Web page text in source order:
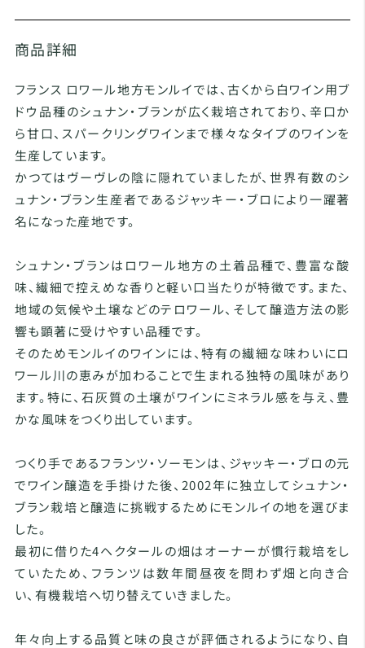
商品詳細
フランス ロワール地方モンルイでは、古くから白ワイン用ブ
ドウ品種のシュナン・ブランが広く栽培されており、辛口か
ら甘口、スパークリングワインまで様々なタイプのワインを
生産しています。
かつてはヴーヴレの陰に隠れていましたが、世界有数のシ
ュナン・ブラン生産者であるジャッキー・ブロにより一躍著
名になった産地です。
シュナン・ブランはロワール地方の土着品種で、豊富な酸
味、繊細で控えめな香りと軽い口当たりが特徴です。また、
地域の気候や土壌などのテロワール、そして醸造方法の影
響も顕著に受けやすい品種です。
そのためモンルイのワインには、特有の繊細な味わいにロ
ワール川の恵みが加わることで生まれる独特の風味があり
ます。特に、石灰質の土壌がワインにミネラル感を与え、豊
かな風味をつくり出しています。
つくり手であるフランツ・ソーモンは、ジャッキー・ブロの元
でワイン醸造を手掛けた後、2002年に独立してシュナン・
ブラン栽培と醸造に挑戦するためにモンルイの地を選びま
した。
最初に借りた4ヘクタールの畑はオーナーが慣行栽培をし
ていたため、フランツは数年間昼夜を問わず畑と向き合
い、有機栽培へ切り替えていきました。
年々向上する品質と味の良さが評価されるようになり、自